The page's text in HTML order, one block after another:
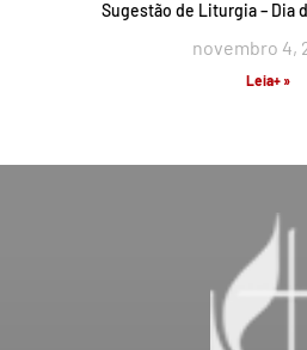
Sugestão de Liturgia – Dia
novembro 4,
Leia+ »